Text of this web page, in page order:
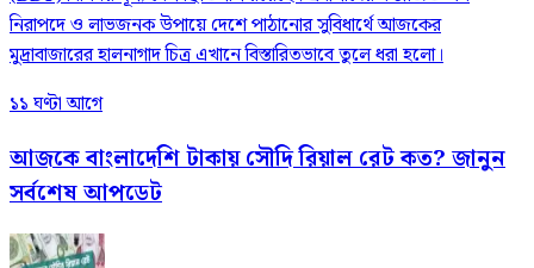
নিরাপদে ও লাভজনক উপায়ে দেশে পাঠানোর সুবিধার্থে আজকের
মুদ্রাবাজারের হালনাগাদ চিত্র এখানে বিস্তারিতভাবে তুলে ধরা হলো।
১১ ঘণ্টা আগে
আজকে বাংলাদেশি টাকায় সৌদি রিয়াল রেট কত? জানুন
সর্বশেষ আপডেট